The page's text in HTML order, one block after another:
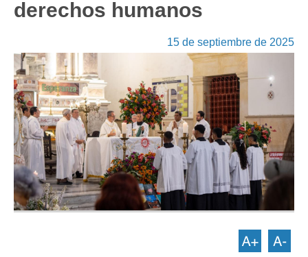
derechos humanos
15 de septiembre de 2025